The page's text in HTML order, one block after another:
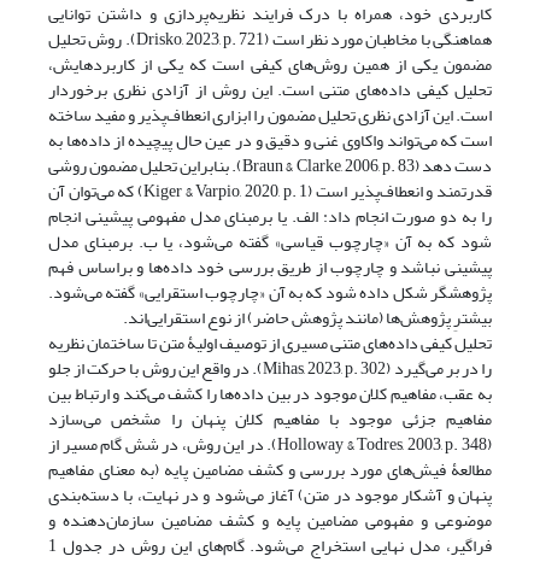
کاربردی خود، همراه با درک فرایند نظریه‌پردازی و داشتن توانایی
هماهنگی با مخاطبان مورد نظر است ‏(Drisko, 2023, p. 721). روش تحلیل
مضمون یکی از همین روش‌های کیفی است که یکی از کاربردهایش،
تحلیل کیفی داده‌های متنی است. این روش از آزادی نظری برخوردار
است. این آزادی نظری تحلیل مضمون را ابزاری انعطاف‌پذیر و مفید ساخته
است که می‌تواند واکاوی غنی و دقیق و در عین ‌حال پیچیده از داده‌ها به
دست دهد ‏(Braun & Clarke, 2006, p. 83). بنابراین تحلیل مضمون روشی
قدرتمند و انعطاف‌پذیر است ‏(Kiger & Varpio, 2020, p. 1) که می‌توان آن
را به دو صورت انجام داد: الف. یا برمبنای مدل مفهومی پیشینی انجام
شود که به آن «چارچوب قیاسی» گفته می‌شود، یا ب. برمبنای مدل
پیشینی نباشد و چارچوب از طریق بررسی خود داده‌ها و براساس فهم
پژوهشگر شکل داده شود که به آن «چارچوب استقرایی» گفته می‌شود.
بیشترِ پژوهش‌ها (مانند پژوهش حاضر) از نوع استقرایی‌اند. ‏
تحلیل کیفی داده‌های متنی مسیری از توصیف اولیۀ متن تا ساختمان نظریه
را در بر می‌گیرد ‏(Mihas, 2023, p. 302). در واقع این روش با حرکت از جلو
به عقب، مفاهیم کلان موجود در بین داده‌ها را کشف می‌کند و ارتباط بین
مفاهیم جزئی موجود با مفاهیم کلان پنهان را مشخص می‌سازد
‏(Holloway & Todres, 2003, p. 348). در این روش، در شش گام مسیر از
مطالعۀ فیش‌های مورد بررسی و کشف مضامین پایه (به معنای مفاهیم
پنهان و آشکار موجود در متن) آغاز می‌شود و در نهایت، با دسته‌بندی
موضوعی و مفهومی مضامین پایه و کشف مضامین سازمان‌دهنده و
فراگیر، مدل نهایی استخراج می‌شود. گام‌های این روش در جدول 1